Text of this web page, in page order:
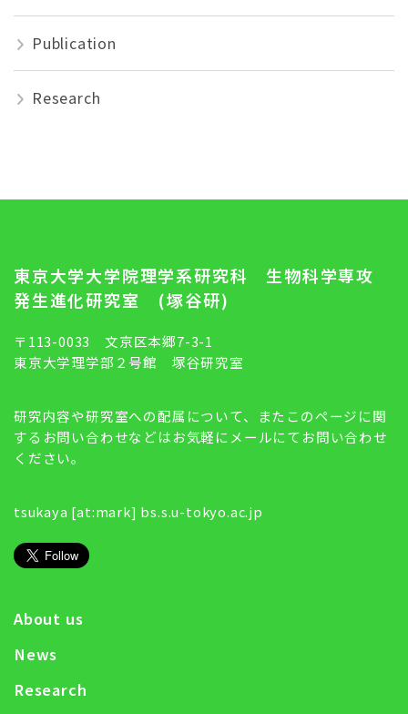
Publication
Research
東京大学大学院理学系研究科 生物科学専攻
発生進化研究室 (塚谷研)
〒113-0033 文京区本郷7-3-1
東京大学理学部２号館 塚谷研究室
研究内容や研究室への配属について、またこのページに関
するお問い合わせなどはお気軽にメールにてお問い合わせ
ください。
tsukaya [at:mark] bs.s.u-tokyo.ac.jp
About us
News
Research